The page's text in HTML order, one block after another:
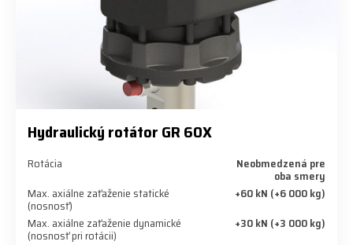
Hydraulický rotátor GR 60X
Rotácia Neobmedzená pre
oba smery
Max. axiálne zaťaženie statické
(nosnosť)
+60 kN (+6 000 kg)
Max. axiálne zaťaženie dynamické
(nosnosť pri rotácii)
+30 kN (+3 000 kg)